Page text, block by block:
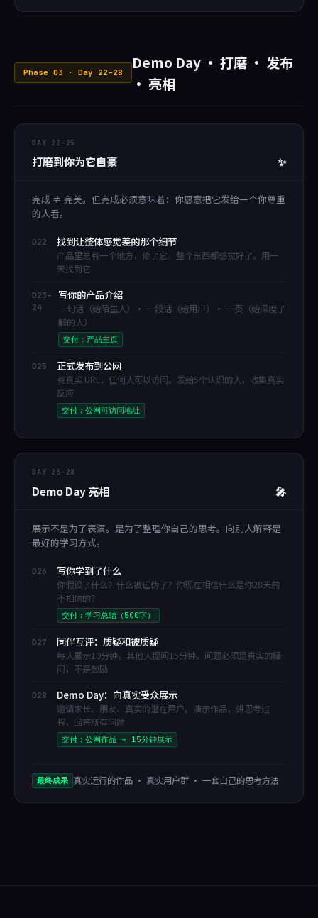
Phase 03 · Day 22–28
Demo Day · 打磨 · 发布
· 亮相
DAY 22–25
打磨到你为它自豪 ✨
完成 ≠ 完美。但完成必须意味着：你愿意把它发给一个你尊重
的人看。
D22 找到让整体感觉差的那个细节
产品里总有一个地方，修了它，整个东西都感觉好了。用一
天找到它
D23–
24
写你的产品介绍
一句话（给陌生人）· 一段话（给用户）· 一页（给深度了
解的人）
交付：产品主页
D25 正式发布到公网
有真实 URL，任何人可以访问。发给5个认识的人，收集真实
反应
交付：公网可访问地址
DAY 26–28
Demo Day 亮相 🎤
展示不是为了表演。是为了整理你自己的思考。向别人解释是
最好的学习方式。
D26 写你学到了什么
你假设了什么？什么被证伪了？你现在相信什么是你28天前
不相信的？
交付：学习总结（500字）
D27 同伴互评：质疑和被质疑
每人展示10分钟，其他人提问15分钟。问题必须是真实的疑
问，不是鼓励
D28 Demo Day：向真实受众展示
邀请家长、朋友、真实的潜在用户。演示作品，讲思考过
程，回答所有问题
交付：公网作品 + 15分钟展示
最终成果 真实运行的作品 · 真实用户群 · 一套自己的思考方法